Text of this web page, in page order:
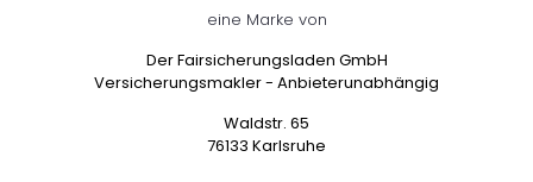
eine Marke von
Der Fairsicherungsladen GmbH
Versicherungsmakler - Anbieterunabhängig
Waldstr. 65
76133 Karlsruhe